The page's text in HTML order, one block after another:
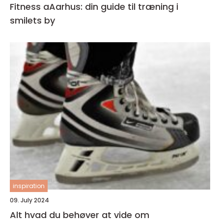
Fitness aAarhus: din guide til træning i
smilets by
inspiration
09. July 2024
Alt hvad du behøver at vide om